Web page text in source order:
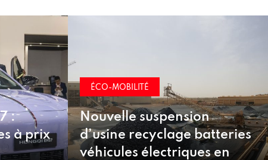
batteries
en
ÉCO-MOBILITÉ
Bonus écologique, leasing
social : inquiétudes pour